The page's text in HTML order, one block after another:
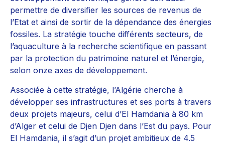
permettre de diversifier les sources de revenus de
l’Etat et ainsi de sortir de la dépendance des énergies
fossiles. La stratégie touche différents secteurs, de
l’aquaculture à la recherche scientifique en passant
par la protection du patrimoine naturel et l’énergie,
selon onze axes de développement.
Associée à cette stratégie, l’Algérie cherche à
développer ses infrastructures et ses ports à travers
deux projets majeurs, celui d’El Hamdania à 80 km
d’Alger et celui de Djen Djen dans l’Est du pays. Pour
El Hamdania, il s’agit d’un projet ambitieux de 4.5